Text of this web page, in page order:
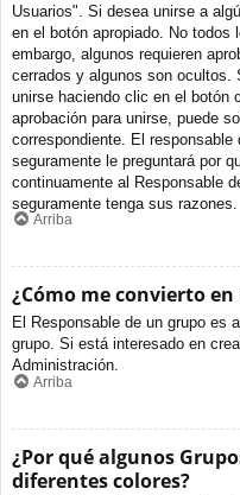
Usuarios". Si desea unirse a
en el botón apropiado. No
embargo, algunos requieren
cerrados y algunos son ocultos.
unirse haciendo clic en el botón
aprobación para unirse, puede
correspondiente. El
seguramente le preguntará por
continuamente al Responsable
seguramente tenga sus razones.
Arriba
¿Cómo me convierto
El Responsable de un grupo es
grupo. Si está interesado en
Administración.
Arriba
¿Por qué algunos
diferentes colores?